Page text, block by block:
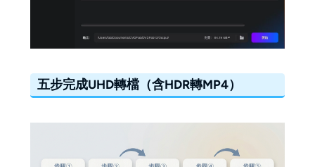
五步完成UHD轉檔（含HDR轉MP4）